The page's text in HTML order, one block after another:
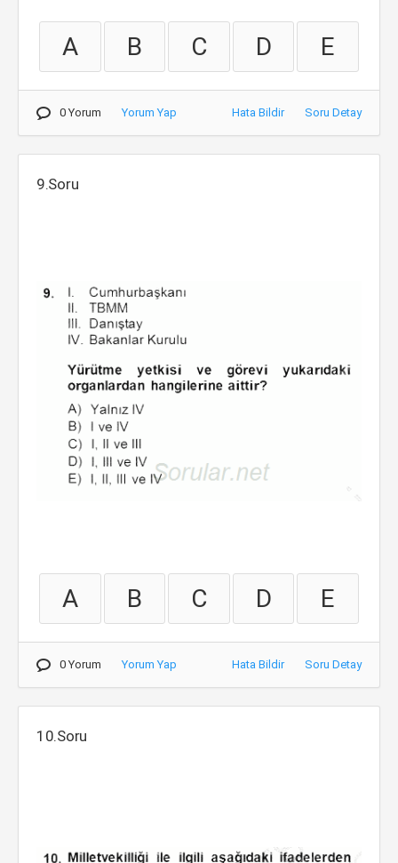
A B C D E
0 Yorum Yorum Yap Hata Bildir Soru Detay
9.Soru
A B C D E
0 Yorum Yorum Yap Hata Bildir Soru Detay
10.Soru